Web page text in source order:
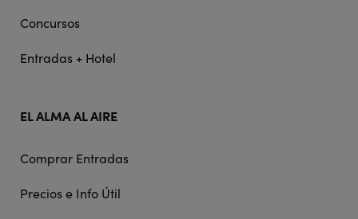
Concursos
Entradas + Hotel
EL ALMA AL AIRE
Comprar Entradas
Precios e Info Útil